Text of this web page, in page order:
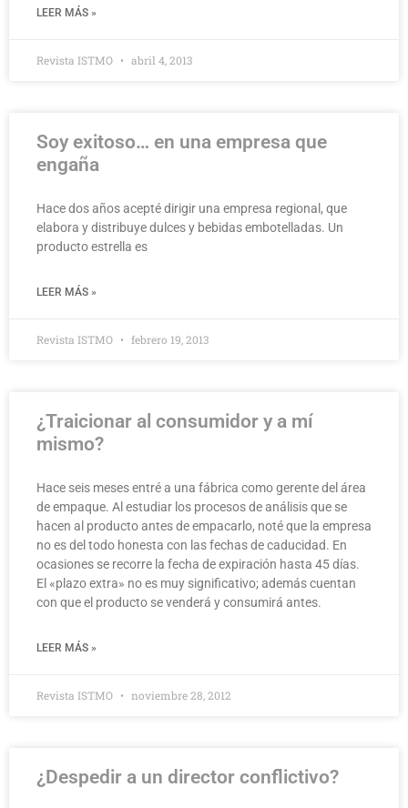
LEER MÁS »
Revista ISTMO abril 4, 2013
Soy exitoso… en una empresa que
engaña
Hace dos años acepté dirigir una empresa regional, que
elabora y distribuye dulces y bebidas embotelladas. Un
producto estrella es
LEER MÁS »
Revista ISTMO febrero 19, 2013
¿Traicionar al consumidor y a mí
mismo?
Hace seis meses entré a una fábrica como gerente del área
de empaque. Al estudiar los procesos de análisis que se
hacen al producto antes de empacarlo, noté que la empresa
no es del todo honesta con las fechas de caducidad. En
ocasiones se recorre la fecha de expiración hasta 45 días.
El «plazo extra» no es muy significativo; además cuentan
con que el producto se venderá y consumirá antes.
LEER MÁS »
Revista ISTMO noviembre 28, 2012
¿Despedir a un director conflictivo?